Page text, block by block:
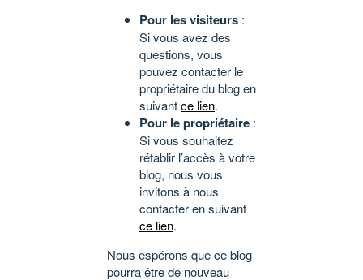
Pour les visiteurs :
Si vous avez des
questions, vous
pouvez contacter le
propriétaire du blog en
suivantce lien.
Pour le propriétaire :
Si vous souhaitez
rétablir l’accès à votre
blog, nous vous
invitons à nous
contacter en suivant
ce lien.
Nous espérons que ce blog
pourra être de nouveau